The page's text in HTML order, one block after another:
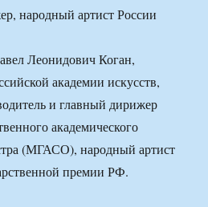
Леонидович Коган,
академии искусств,
и главный дирижер
академического
(МГАСО), народный артист
премии РФ.